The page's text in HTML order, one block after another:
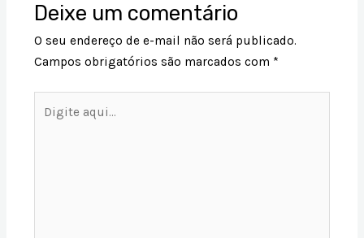
Deixe um comentário
O seu endereço de e-mail não será publicado.
Campos obrigatórios são marcados com *
aqui...